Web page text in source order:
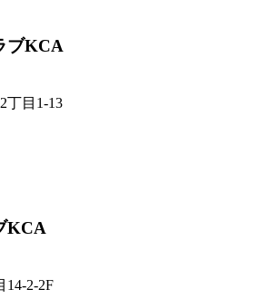
ブKCA
丁目1-13
KCA
14-2-2F